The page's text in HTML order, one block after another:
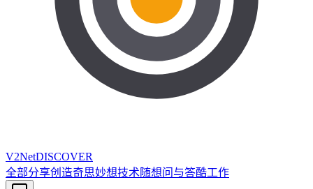
V2NetDISCOVER
全部分享创造奇思妙想技术随想问与答酷工作